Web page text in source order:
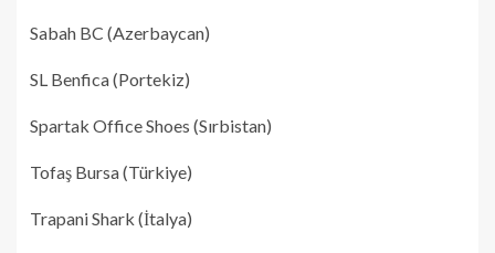
Sabah BC (Azerbaycan)
SL Benfica (Portekiz)
Spartak Office Shoes (Sırbistan)
Tofaş Bursa (Türkiye)
Trapani Shark (İtalya)